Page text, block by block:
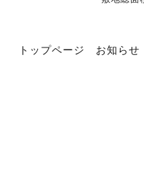
トップページ お知らせ